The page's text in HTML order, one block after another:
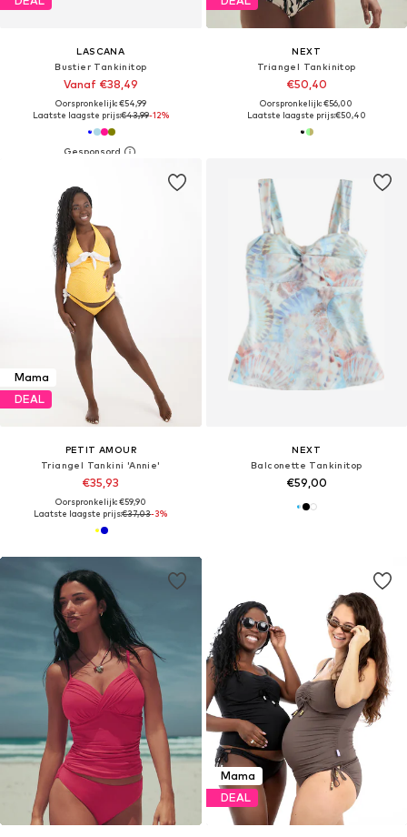
LASCANA
Bustier Tankinitop
Vanaf €38,49
Oorspronkelijk: €54,99
Laatste laagste prijs:€43,99-12%
NEXT
Triangel Tankinitop
€50,40
Oorspronkelijk: €56,00
Laatste laagste prijs:€50,40
Mama
DEAL
PETIT AMOUR
Triangel Tankini 'Annie'
€35,93
Oorspronkelijk: €59,90
Laatste laagste prijs:€37,03-3%
NEXT
Balconette Tankinitop
€59,00
Mama
DEAL